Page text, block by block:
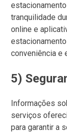
tranquilidade
online e
conveniência e
5)
Informações
serviços
para garantir a